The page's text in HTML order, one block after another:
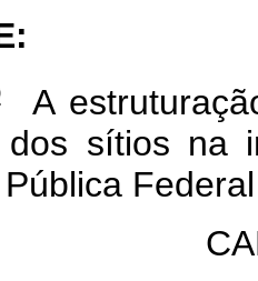
A
dos sítios na